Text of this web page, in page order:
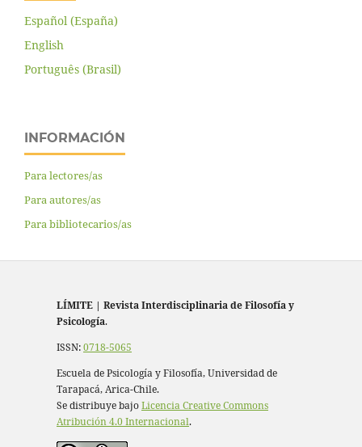
Español (España)
English
Português (Brasil)
INFORMACIÓN
Para lectores/as
Para autores/as
Para bibliotecarios/as
LÍMITE | Revista Interdisciplinaria de Filosofía y
Psicología.
ISSN:0718-5065
Escuela de Psicología y Filosofía, Universidad de
Tarapacá, Arica-Chile.
Se distribuye bajoLicencia Creative Commons
Atribución 4.0 Internacional.